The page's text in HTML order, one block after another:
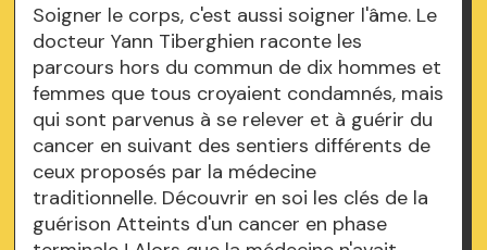
Soigner le corps, c'est aussi soigner l'âme. Le
docteur Yann Tiberghien raconte les
parcours hors du commun de dix hommes et
femmes que tous croyaient condamnés, mais
qui sont parvenus à se relever et à guérir du
cancer en suivant des sentiers différents de
ceux proposés par la médecine
traditionnelle. Découvrir en soi les clés de la
guérison Atteints d'un cancer en phase